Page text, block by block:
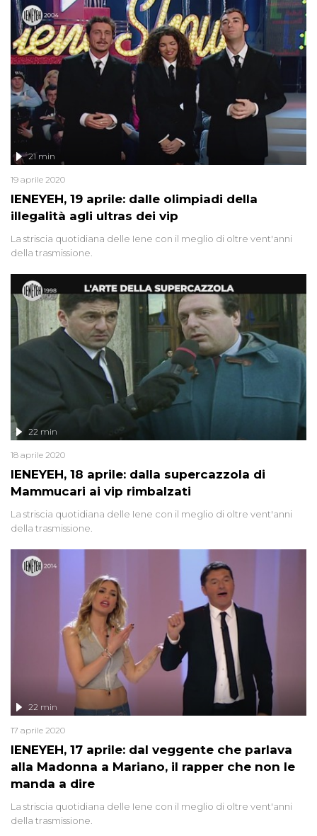
IENEYEH, 19 aprile: dalle olimpiadi della
illegalità agli ultras dei vip
21 min
19 aprile 2020
La striscia quotidiana delle Iene con il meglio di oltre vent'anni
della trasmissione.
IENEYEH, 18 aprile: dalla supercazzola di
Mammucari ai vip rimbalzati
22 min
18 aprile 2020
La striscia quotidiana delle Iene con il meglio di oltre vent'anni
della trasmissione.
IENEYEH, 17 aprile: dal veggente che parlava
alla Madonna a Mariano, il rapper che non le
manda a dire
22 min
17 aprile 2020
La striscia quotidiana delle Iene con il meglio di oltre vent'anni
della trasmissione.